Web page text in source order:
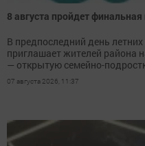
8 августа пройдет
В предпоследний день
приглашает жителей района
— открытую семейно-
07 августа 2026, 11:37